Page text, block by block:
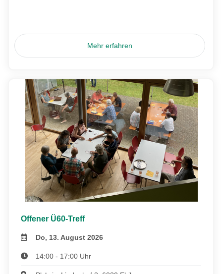
Mehr erfahren
Offener Ü60-Treff
Do, 13. August 2026
14:00 - 17:00 Uhr